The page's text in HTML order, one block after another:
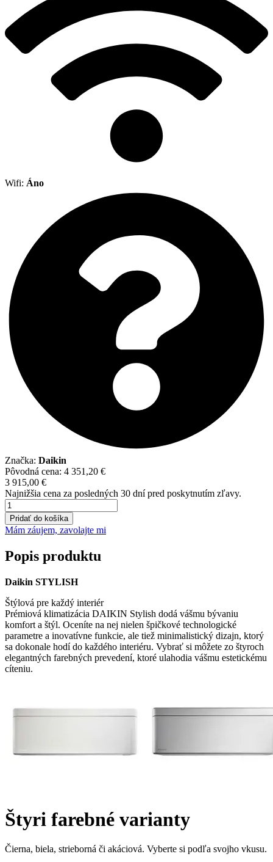
Wifi: Áno
Značka: Daikin
Pôvodná cena: 4 351,20 €
3 915,00 €
Najnižšia cena za posledných 30 dní pred poskytnutím zľavy.
množstvo
Daikin
Stylish
Strieborná
kW
Pridať do košíka
Mám záujem, zavolajte mi
Popis produktu
Daikin STYLISH
Štýlová pre každý interiér
Prémiová klimatizácia DAIKIN Stylish dodá vášmu bývaniu
komfort a štýl. Oceníte na nej nielen špičkové technologické
parametre a inovatívne funkcie, ale tiež minimalistický dizajn, ktorý
sa dokonale hodí do každého interiéru. Vybrať si môžete zo štyroch
elegantných farebných prevedení, ktoré ulahodia vášmu estetickému
cíteniu.
Štyri farebné varianty
Čierna, biela, strieborná či akáciová. Vyberte si podľa svojho vkusu.